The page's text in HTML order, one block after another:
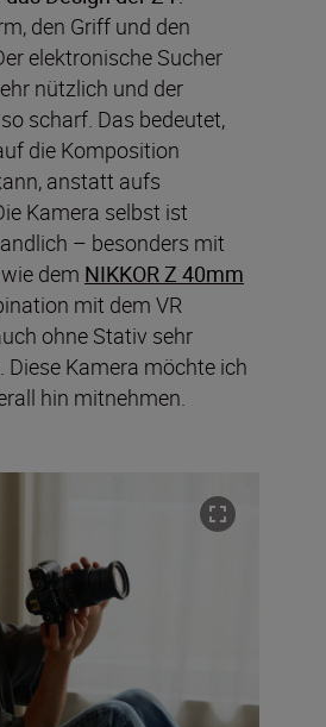
den Griff und den
elektronische Sucher
nützlich und der
scharf. Das bedeutet,
die Komposition
anstatt aufs
Kamera selbst ist
– besonders mit
dem NIKKOR Z 40mm
mit dem VR
ohne Stativ sehr
Diese Kamera möchte ich
hin mitnehmen.